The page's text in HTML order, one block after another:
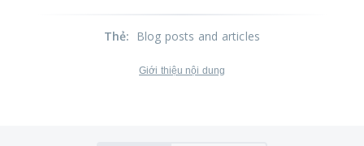
Thẻ: Blog posts and articles
Giới thiệu nội dung